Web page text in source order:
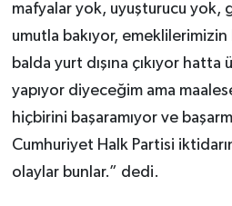
mafyalar yok, uyuşturucu yok,
umutla bakıyor,
balda yurt dışına çıkıyor
yapıyor diyeceğim ama
hiçbirini başaramıyor ve
Cumhuriyet Halk Partisi
olaylar bunlar.” dedi.